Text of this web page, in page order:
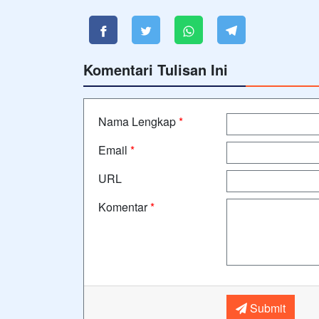
Komentari Tulisan Ini
Nama Lengkap*
Email *
URL
Komentar*
Submit